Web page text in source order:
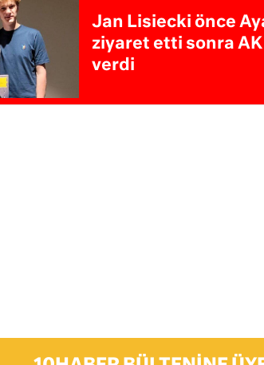
Jan Lisiecki önce
ziyaret etti sonra
verdi